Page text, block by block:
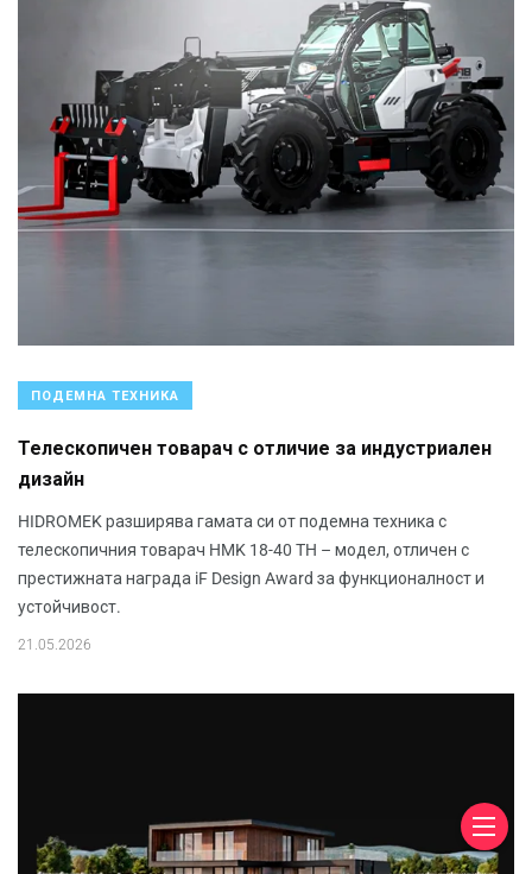
ПОДЕМНА ТЕХНИКА
Телескопичен товарач с отличие за индустриален
дизайн
HIDROMEK разширява гамата си от подемна техника с
телескопичния товарач HMK 18-40 TH – модел, отличен с
престижната награда iF Design Award за функционалност и
устойчивост.
21.05.2026